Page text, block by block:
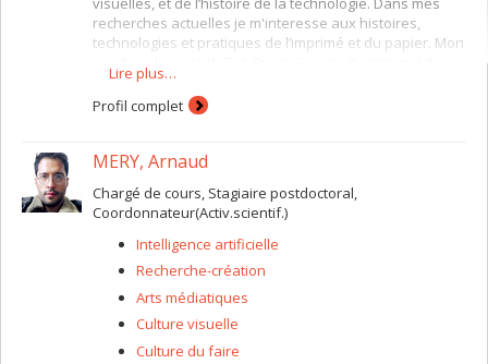
recherches actuelles je m'interesse aux histoires,
technologies et pratiques de l’imprimé et du papier. Mon
Aesthetics of Trust
sur l’impression de sécurité et de l’esthétique des
documents qui explorent les protocoles matériels de
fondatrice dePaperology,
Je co-dirige égalementLa sociabilité du sommeil
explore les épistémologies et les équités du sommeil.
Notre expostion—InSomnolence
Je suis co-fondatrice du labo en études médiatiques
Lire plus…
Profil complet
MERY, Arnaud
Chargé de cours, Stagiaire postdoctoral,
Coordonnateur(Activ.scientif.)
Intelligence artificielle
Recherche-création
Arts médiatiques
Culture visuelle
Culture du faire